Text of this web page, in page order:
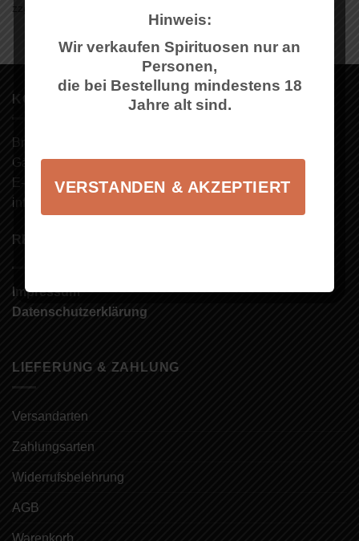
zzgl.
KONTAKT
Brennerei Armbruster
Gässle 1, 72657 Altenriet
E-Mail:
info@brennerei-armbruster.de
RECHTLICHES
Impressum
Datenschutzerklärung
LIEFERUNG & ZAHLUNG
Versandarten
Zahlungsarten
Widerrufsbelehrung
AGB
Warenkorb
Hinweis:
Wir verkaufen Spirituosen nur an
Personen,
die bei Bestellung mindestens 18
Jahre alt sind.
VERSTANDEN & AKZEPTIERT